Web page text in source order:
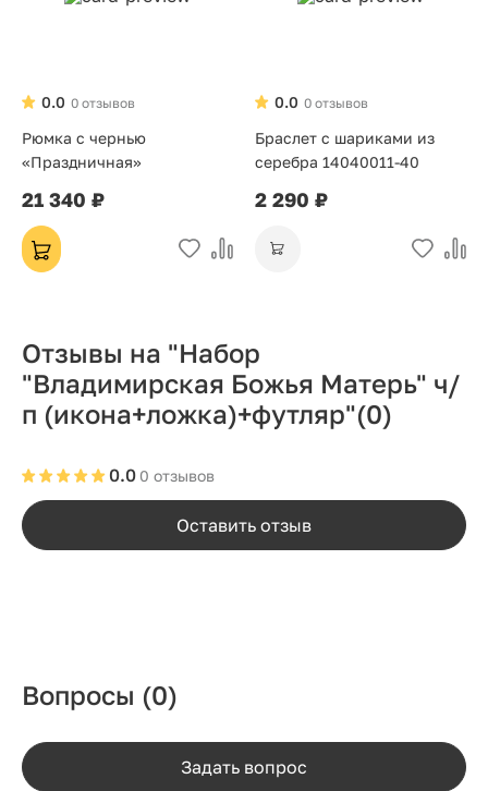
0 отзывов
0.0
Рюмка с чернью
«Праздничная»
21 340 ₽
0 отзывов
0.0
Браслет с шариками из
серебра 14040011-40
2 290 ₽
Отзывы на "Набор
"Владимирская Божья Матерь" ч/
п (икона+ложка)+футляр"(0)
0 отзывов
0.0
Оставить отзыв
Вопросы (0)
Задать вопрос